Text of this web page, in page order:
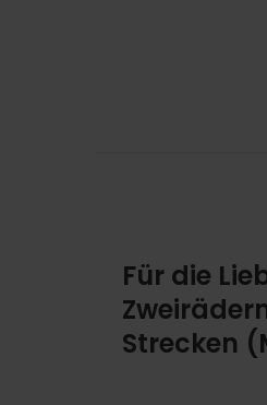
Für die
Strecken